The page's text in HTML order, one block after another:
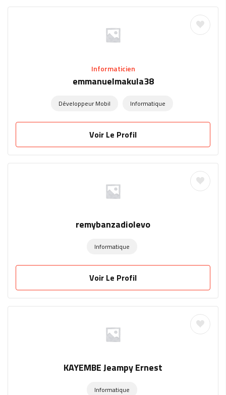
Informaticien
emmanuelmakula38
Développeur Mobil Informatique
Voir Le Profil
remybanzadiolevo
Informatique
Voir Le Profil
KAYEMBE Jeampy Ernest
Informatique